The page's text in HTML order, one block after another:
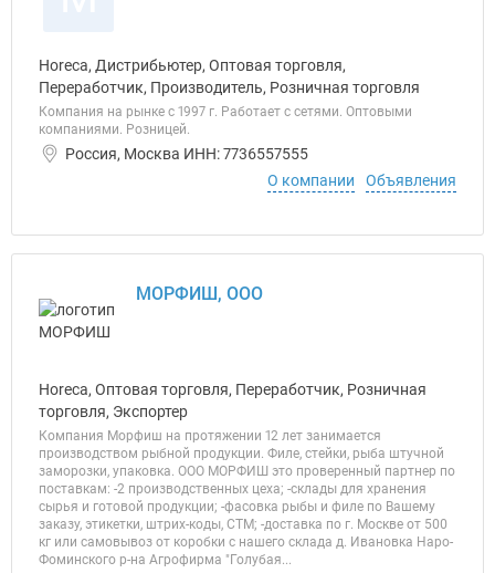
Horeca, Дистрибьютер, Оптовая торговля,
Переработчик, Производитель, Розничная торговля
Компания на рынке с 1997 г. Работает с сетями. Оптовыми
компаниями. Розницей.
Россия, Москва ИНН: 7736557555
О компании
Объявления
МОРФИШ, ООО
Horeca, Оптовая торговля, Переработчик, Розничная
торговля, Экспортер
Компания Морфиш на протяжении 12 лет занимается
производством рыбной продукции. Филе, стейки, рыба штучной
заморозки, упаковка. ООО МОРФИШ это проверенный партнер по
поставкам: -2 производственных цеха; -склады для хранения
сырья и готовой продукции; -фасовка рыбы и филе по Вашему
заказу, этикетки, штрих-коды, СТМ; -доставка по г. Москве от 500
кг или самовывоз от коробки с нашего склада д. Ивановка Наро-
Фоминского р-на Агрофирма "Голубая...